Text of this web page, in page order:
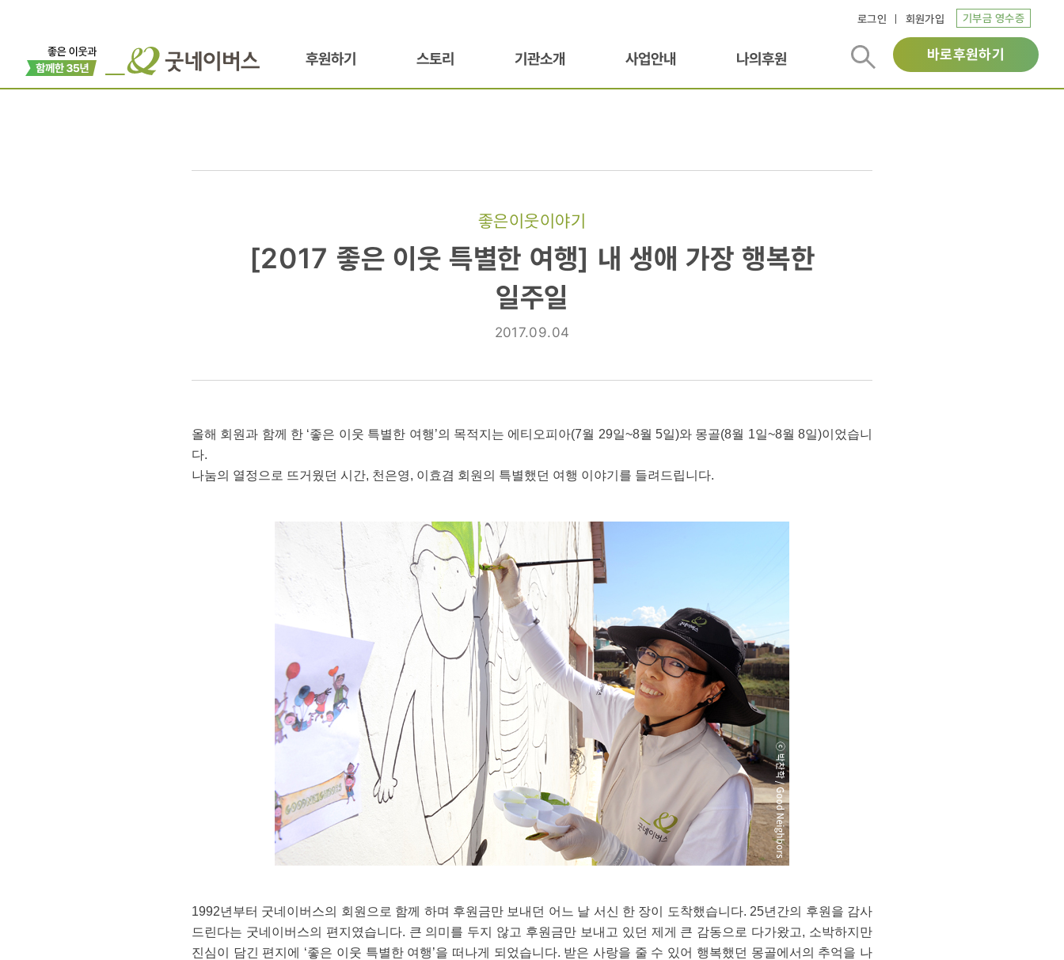
로그인 회원가입 기부금 영수증
후원하기 스토리 기관소개 사업안내 나의후원 바로후원하기
좋은이웃이야기
[2017
특별한
내
생애
행복한
[2017 좋은 이웃 특별한 여행] 내 생애 가장 행복한
일주일
2017.09.04
올해 회원과 함께 한 ‘좋은 이웃 특별한 여행’의 목적지는 에티오피아(7월 29일~8월 5일)와 몽골(8월 1일~8월 8일)이었습니
다.
나눔의 열정으로 뜨거웠던 시간, 천은영, 이효겸 회원의 특별했던 여행 이야기를 들려드립니다.
1992년부터 굿네이버스의 회원으로 함께 하며 후원금만 보내던 어느 날 서신 한 장이 도착했습니다. 25년간의 후원을 감사
드린다는 굿네이버스의 편지였습니다. 큰 의미를 두지 않고 후원금만 보내고 있던 제게 큰 감동으로 다가왔고, 소박하지만
진심이 담긴 편지에 ‘좋은 이웃 특별한 여행’을 떠나게 되었습니다. 받은 사랑을 줄 수 있어 행복했던 몽골에서의 추억을 나